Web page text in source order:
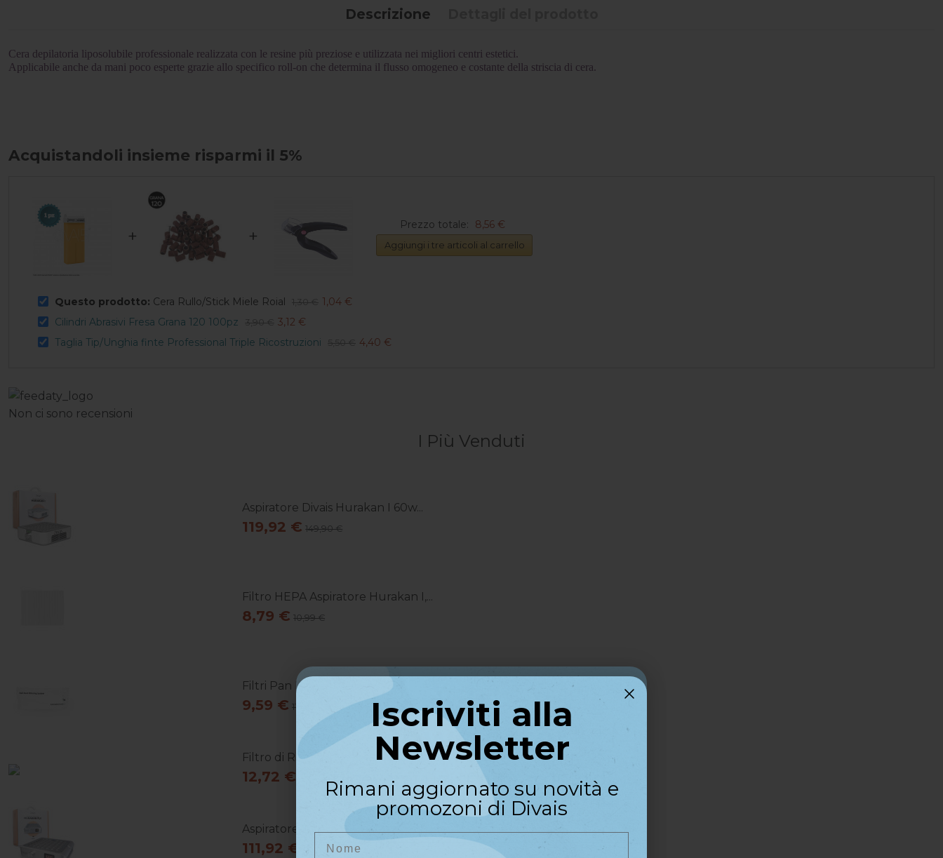
Descrizione
Cera depilatoria liposolubile professionale realizzata con le resine più preziose e utilizzata nei migliori centri estetici.
Applicabile anche da mani poco esperte grazie allo specifico roll-on che determina il flusso omogeneo e costante della striscia di cera.
Acquistandoli insieme risparmi il 5%
+ +
Prezzo totale: 8,56 €
Aggiungi i tre articoli al carrello
Questo prodotto: Cera Rullo/Stick Miele Roial
1,04 €
Cilindri Abrasivi Fresa Grana 120 100pz
3,12 €
Taglia Tip/Unghia finte Professional Triple Ricostruzioni
4,40 €
Non ci sono recensioni
I Più Venduti
Aspiratore Divais Hurakan I 60w...
119,92 € 149,90 €
Filtro HEPA Aspiratore Hurakan I,...
8,79 € 10,99 €
Filtri Pan Per Aspiratore Hurakan
9,59 € 11,99 €
Filtro di Ricambio HEPA per...
12,72 €
Aspiratore Polveri Unghie Hurakan Fly...
111,92 € 139,90 €
Iscriviti alla
Newsletter
Riceverai un codice sconto di
benvenuto del10%sul primo
acquisto
Nome
Iscriviti alla
Newsletter
Rimani aggiornato su novità e
promozoni di Divais
Nome